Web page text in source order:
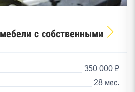
с собственными
350 000 ₽
28 мес.